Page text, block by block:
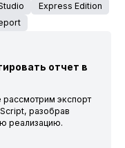
Express Edition
отчет в
рассмотрим экспорт
разобрав
реализацию.